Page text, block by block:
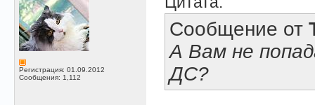
Регистрация: 01.09.2012
Сообщения: 1,112
Сообщение от
А Вам не
ДС?